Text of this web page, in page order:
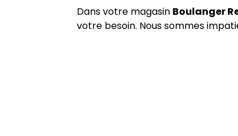
Dans votre magasin Boulanger
votre besoin. Nous sommes